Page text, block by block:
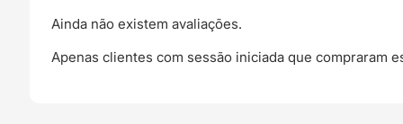
Ainda não existem avaliações.
Apenas clientes com sessão iniciada que compraram